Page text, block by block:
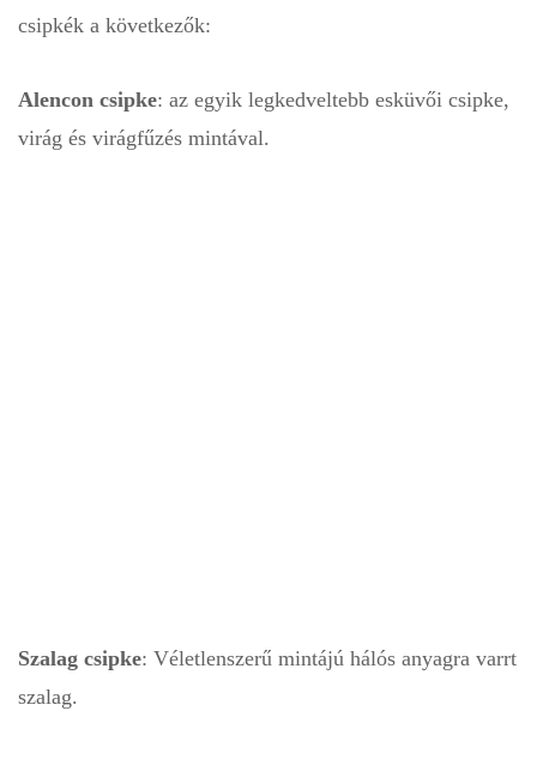
csipkék a következők:
Alencon csipke: az egyik legkedveltebb esküvői csipke,
virág és virágfűzés mintával.
Szalag csipke: Véletlenszerű mintájú hálós anyagra varrt
szalag.